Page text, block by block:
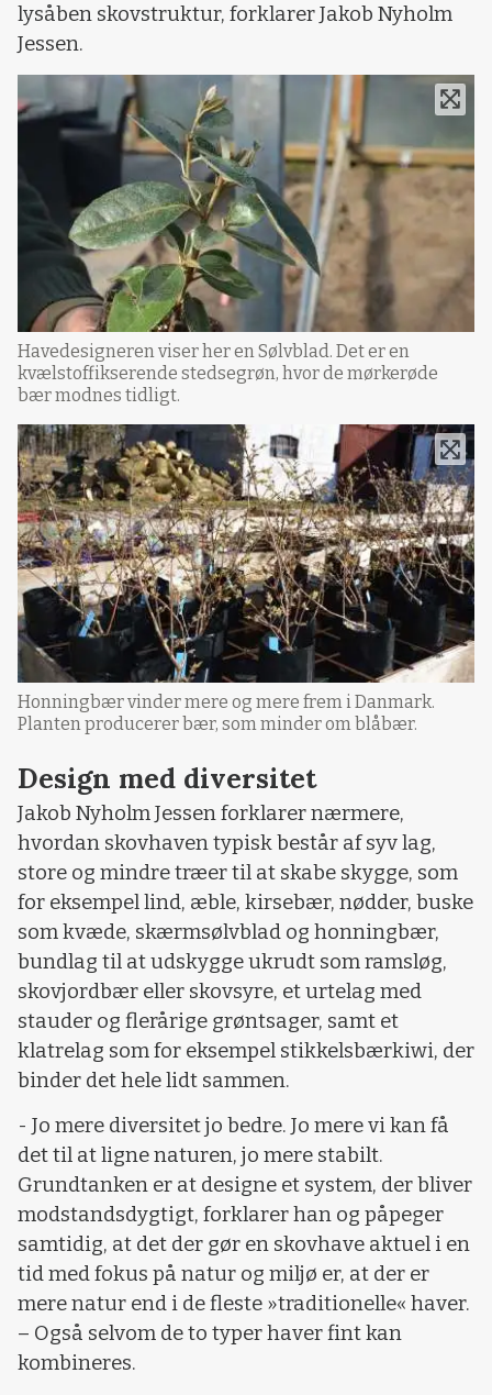
lysåben skovstruktur, forklarer Jakob Nyholm
Jessen.
Havedesigneren viser her en Sølvblad. Det er en
kvælstoffikserende stedsegrøn, hvor de mørkerøde
bær modnes tidligt.
Honningbær vinder mere og mere frem i Danmark.
Planten producerer bær, som minder om blåbær.
Design med diversitet
Jakob Nyholm Jessen forklarer nærmere,
hvordan skovhaven typisk består af syv lag,
store og mindre træer til at skabe skygge, som
for eksempel lind, æble, kirsebær, nødder, buske
som kvæde, skærmsølvblad og honningbær,
bundlag til at udskygge ukrudt som ramsløg,
skovjordbær eller skovsyre, et urtelag med
stauder og flerårige grøntsager, samt et
klatrelag som for eksempel stikkelsbærkiwi, der
binder det hele lidt sammen.
- Jo mere diversitet jo bedre. Jo mere vi kan få
det til at ligne naturen, jo mere stabilt.
Grundtanken er at designe et system, der bliver
modstandsdygtigt, forklarer han og påpeger
samtidig, at det der gør en skovhave aktuel i en
tid med fokus på natur og miljø er, at der er
mere natur end i de fleste »traditionelle« haver.
– Også selvom de to typer haver fint kan
kombineres.